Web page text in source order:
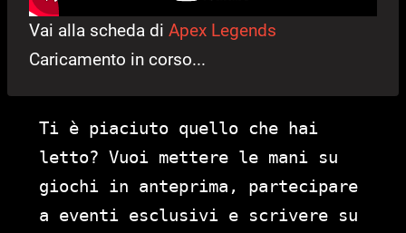
Vai alla scheda di Apex Legends
Caricamento in corso...
Ti è piaciuto quello che hai
letto? Vuoi mettere le mani su
giochi in anteprima, partecipare
a eventi esclusivi e scrivere su